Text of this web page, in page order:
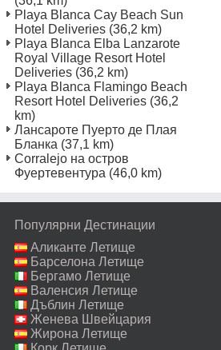
Playa Blanca Cay Beach Sun
Hotel Deliveries (36,2 km)
Playa Blanca Elba Lanzarote
Royal Village Resort Hotel
Deliveries (36,2 km)
Playa Blanca Flamingo Beach
Resort Hotel Deliveries (36,2
km)
Лансароте Пуерто де Плая
Бланка (37,1 km)
Corralejo на остров
Фуертевентура (46,0 km)
Популярни Дестинации
Аликанте Летище
Барселона Летище
Бергамо Летище
Валенсия Летище
Дъблин Летище
Женева Швейцария
Летище
Жирона Летище